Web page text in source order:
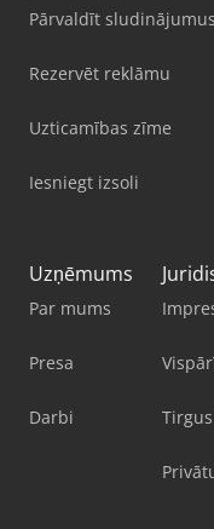
Pārvaldīt sludinājumus
Rezervēt reklāmu
Uzticamības zīme
Iesniegt izsoli
Uzņēmums
Par mums
Presa
Darbi